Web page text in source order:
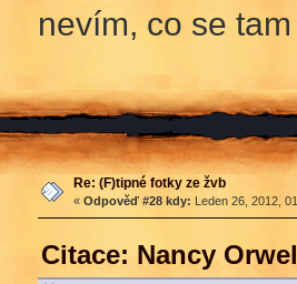
nevím, co se
Re: (F)tipné fotky ze žvb
« Odpověď #28 kdy: Leden 26, 2012,
Citace: Nancy